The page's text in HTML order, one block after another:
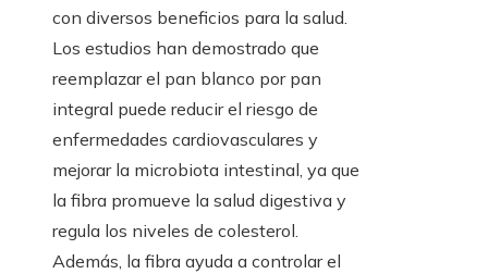
con diversos beneficios para la salud.
Los estudios han demostrado que
reemplazar el pan blanco por pan
integral puede reducir el riesgo de
enfermedades cardiovasculares y
mejorar la microbiota intestinal, ya que
la fibra promueve la salud digestiva y
regula los niveles de colesterol.
Además, la fibra ayuda a controlar el